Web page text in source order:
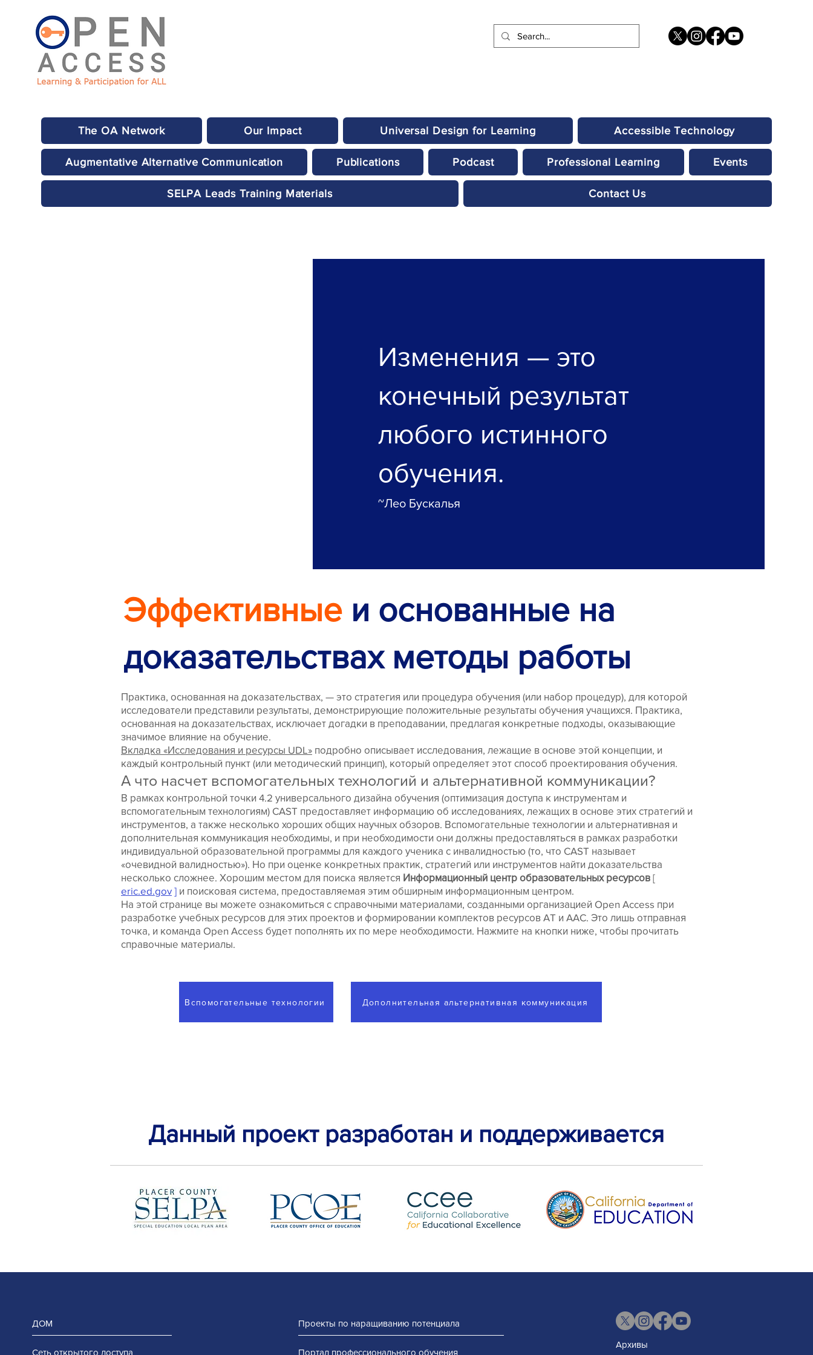
The OA Network Our Impact Universal Design for Learning Accessible Technology
Augmentative Alternative Communication Publications Podcast Professional Learning Events
SELPA Leads Training Materials Contact Us
Изменения — это
конечный результат
любого истинного
обучения.
~Лео Бускалья
Эффективные и основанные на
доказательствах методы работы
Практика, основанная на доказательствах, — это стратегия или процедура обучения (или набор процедур), для которой
исследователи представили результаты, демонстрирующие положительные результаты обучения учащихся. Практика,
основанная на доказательствах, исключает догадки в преподавании, предлагая конкретные подходы, оказывающие
значимое влияние на обучение.
Вкладка «Исследования и ресурсы UDL» подробно описывает исследования, лежащие в основе этой концепции, и
каждый контрольный пункт (или методический принцип), который определяет этот способ проектирования обучения.
А что насчет вспомогательных технологий и альтернативной коммуникации?
В рамках контрольной точки 4.2 универсального дизайна обучения (оптимизация доступа к инструментам и
вспомогательным технологиям) CAST предоставляет информацию об исследованиях, лежащих в основе этих стратегий и
инструментов, а также несколько хороших общих научных обзоров. Вспомогательные технологии и альтернативная и
дополнительная коммуникация необходимы, и при необходимости они должны предоставляться в рамках разработки
индивидуальной образовательной программы для каждого ученика с инвалидностью (то, что CAST называет
«очевидной валидностью»). Но при оценке конкретных практик, стратегий или инструментов найти доказательства
несколько сложнее. Хорошим местом для поиска является Информационный центр образовательных ресурсов [
eric.ed.gov ] и поисковая система, предоставляемая этим обширным информационным центром.
На этой странице вы можете ознакомиться с справочными материалами, созданными организацией Open Access при
разработке учебных ресурсов для этих проектов и формировании комплектов ресурсов AT и AAC. Это лишь отправная
точка, и команда Open Access будет пополнять их по мере необходимости. Нажмите на кнопки ниже, чтобы прочитать
справочные материалы.
Вспомогательные технологии Дополнительная альтернативная коммуникация
Данный проект разработан и поддерживается
ДОМ
Сеть открытого доступа
Проекты по наращиванию потенциала
Портал профессионального обучения
Архивы